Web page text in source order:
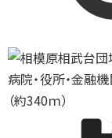
病院・役所・金融
（約340ｍ）